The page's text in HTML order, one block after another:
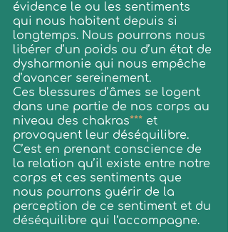
évidence le ou les sentiments
qui nous habitent depuis si
longtemps. Nous pourrons nous
libérer d’un poids ou d’un état de
dysharmonie qui nous empêche
d’avancer sereinement.
Ces blessures d’âmes se logent
dans une partie de nos corps au
niveau des chakras*** et
provoquent leur déséquilibre.
C’est en prenant conscience de
la relation qu’il existe entre notre
corps et ces sentiments que
nous pourrons guérir de la
perception de ce sentiment et du
déséquilibre qui l‘accompagne.